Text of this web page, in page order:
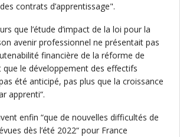
contrats d’apprentissage".
que l’étude d’impact de la loi pour la
avenir professionnel ne présentait pas
financière de la réforme de
que le développement des effectifs
été anticipé, pas plus que la croissance
apprenti“.
enfin “que de nouvelles difficultés de
dès l’été 2022“ pour France